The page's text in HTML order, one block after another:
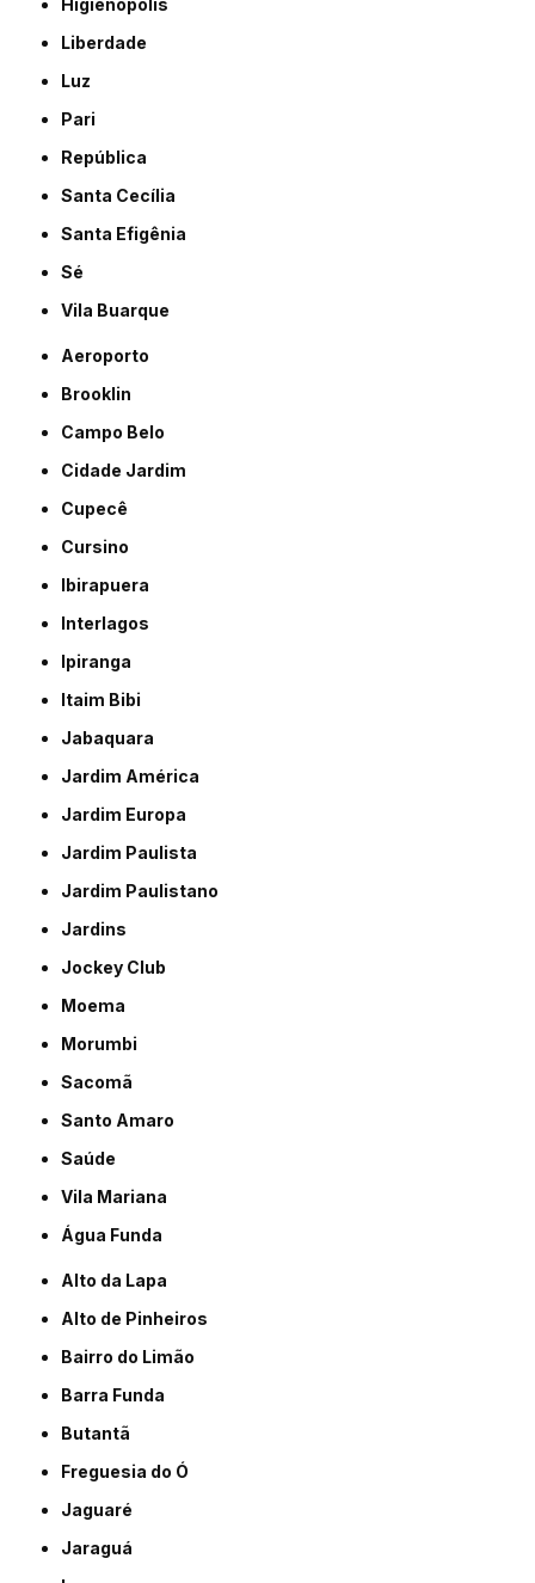
Liberdade
Luz
Pari
República
Santa Cecília
Santa Efigênia
Sé
Vila Buarque
Aeroporto
Brooklin
Campo Belo
Cidade Jardim
Cupecê
Cursino
Ibirapuera
Interlagos
Ipiranga
Itaim Bibi
Jabaquara
Jardim América
Jardim Europa
Jardim Paulista
Jardim Paulistano
Jardins
Jockey Club
Moema
Morumbi
Sacomã
Santo Amaro
Saúde
Vila Mariana
Água Funda
Alto da Lapa
Alto de Pinheiros
Bairro do Limão
Barra Funda
Butantã
Freguesia do Ó
Jaguaré
Jaraguá